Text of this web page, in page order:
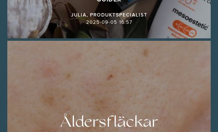
JULIA, PRODUKTSPECIALIST
2025-09-05 16:57
Åldersfläckar